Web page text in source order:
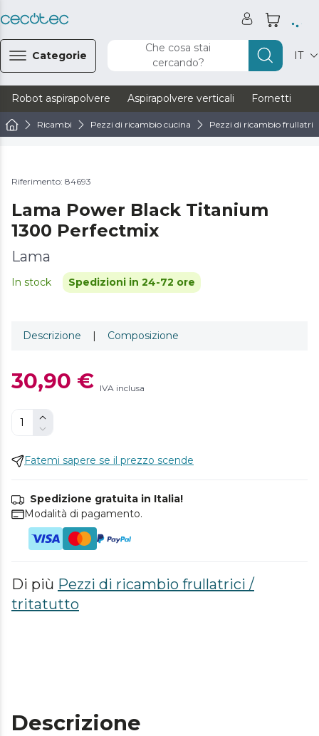
Categorie
Che cosa stai
cercando?
IT
Robot aspirapolvere Aspirapolvere verticali Fornetti
Ricambi Pezzi di ricambio cucina Pezzi di ricambio
Riferimento: 84693
Lama Power Black Titanium
1300 Perfectmix
Lama
In stock Spedizioni in 24-72 ore
Descrizione | Composizione
30,90 € IVA inclusa
Fatemi sapere se il prezzo scende
Spedizione gratuita in Italia!
Modalità di pagamento.
Di più Pezzi di ricambio frullatrici /
tritatutto
Descrizione